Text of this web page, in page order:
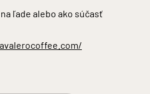
ľade alebo ako súčasť